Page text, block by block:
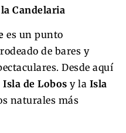
Candelaria
es un punto
de bares y
Desde aquí
Isla de Lobos y la Isla
naturales más